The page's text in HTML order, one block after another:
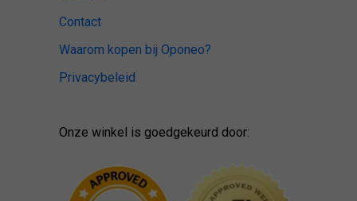
Contact
Waarom kopen bij Oponeo?
Privacybeleid
Onze winkel is goedgekeurd door: